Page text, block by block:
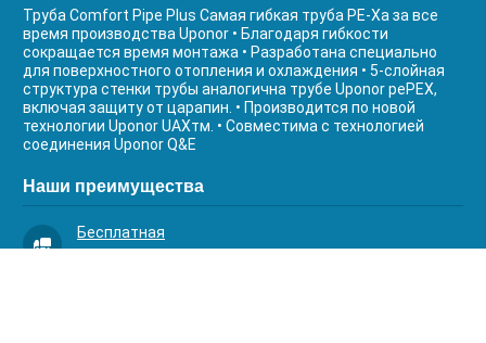
Труба Comfort Pipe Plus Самая гибкая труба РЕ-Ха за все
время производства Uponor • Благодаря гибкости
сокращается время монтажа • Разработана специально
для поверхностного отопления и охлаждения • 5-слойная
структура стенки трубы аналогична трубе Uponor реPEX,
включая защиту от царапин. • Производится по новой
технологии Uponor UAXтм. • Совместима с технологией
соединения Uponor Q&E
Наши преимущества
Бесплатная
доставка